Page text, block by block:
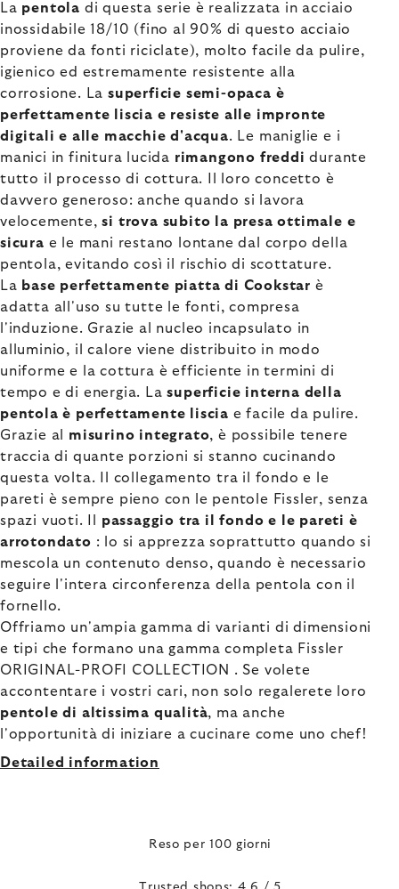
La pentola di questa serie è realizzata in acciaio
inossidabile 18/10 (fino al 90% di questo acciaio
proviene da fonti riciclate), molto facile da pulire,
igienico ed estremamente resistente alla
corrosione. Lasuperficie semi-opaca è
perfettamente liscia e resiste alle impronte
digitali e alle macchie d'acqua. Le maniglie e i
manici in finitura lucida rimangono freddi durante
tutto il processo di cottura. Il loro concetto è
davvero generoso: anche quando si lavora
velocemente,si trova subito la presa ottimale e
sicura e le mani restano lontane dal corpo della
pentola, evitando così il rischio di scottature.
La base perfettamente piatta di Cookstar è
adatta all'uso su tutte le fonti, compresa
l'induzione. Grazie al nucleo incapsulato in
alluminio, il calore viene distribuito in modo
uniforme e la cottura è efficiente in termini di
tempo e di energia. Lasuperficie interna della
pentola è perfettamente liscia e facile da pulire.
Grazie al
misurino integrato, è possibile tenere
traccia di quante porzioni si stanno cucinando
questa volta. Il collegamento tra il fondo e le
pareti è sempre pieno con le pentole Fissler, senza
spazi vuoti. Il passaggio tra il fondo e le pareti è
arrotondato : lo si apprezza soprattutto quando si
mescola un contenuto denso, quando è necessario
seguire l'intera circonferenza della pentola con il
fornello.
Offriamo un'ampia gamma di varianti di dimensioni
e tipi che formano una gamma completa Fissler
ORIGINAL-PROFI COLLECTION . Se volete
accontentare i vostri cari, non solo regalerete loro
pentole di altissima qualità, ma anche
l'opportunità di iniziare a cucinare come uno chef!
Detailed information
Reso per 100 giorni